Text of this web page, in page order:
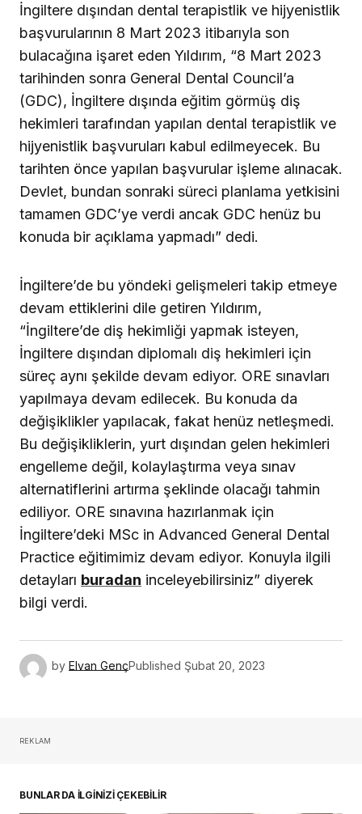
İngiltere dışından dental terapistlik ve hijyenistlik
başvurularının 8 Mart 2023 itibarıyla son
bulacağına işaret eden Yıldırım, “8 Mart 2023
tarihinden sonra General Dental Council’a
(GDC), İngiltere dışında eğitim görmüş diş
hekimleri tarafından yapılan dental terapistlik ve
hijyenistlik başvuruları kabul edilmeyecek. Bu
tarihten önce yapılan başvurular işleme alınacak.
Devlet, bundan sonraki süreci planlama yetkisini
tamamen GDC’ye verdi ancak GDC henüz bu
konuda bir açıklama yapmadı” dedi.
İngiltere’de bu yöndeki gelişmeleri takip etmeye
devam ettiklerini dile getiren Yıldırım,
“İngiltere’de diş hekimliği yapmak isteyen,
İngiltere dışından diplomalı diş hekimleri için
süreç aynı şekilde devam ediyor. ORE sınavları
yapılmaya devam edilecek. Bu konuda da
değişiklikler yapılacak, fakat henüz netleşmedi.
Bu değişikliklerin, yurt dışından gelen hekimleri
engelleme değil, kolaylaştırma veya sınav
alternatiflerini artırma şeklinde olacağı tahmin
ediliyor. ORE sınavına hazırlanmak için
İngiltere’deki MSc in Advanced General Dental
Practice eğitimimiz devam ediyor. Konuyla ilgili
detayları buradan inceleyebilirsiniz” diyerek
bilgi verdi.
by Elvan GençPublished Şubat 20, 2023
REKLAM
BUNLAR DA İLGİNİZİ ÇEKEBİLİR